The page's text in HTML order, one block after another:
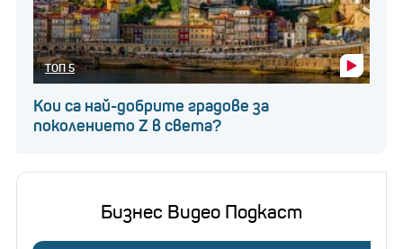
ТОП 5
Кои са най-добрите градове за
поколението Z в света?
Бизнес Видео Подкаст